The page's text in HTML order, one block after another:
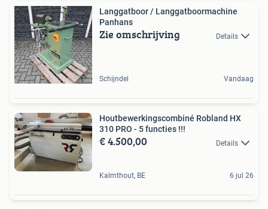
Langgatboor / Langgatboormachine
Panhans
Zie omschrijving Details
Schijndel Vandaag
Houtbewerkingscombiné Robland HX
310 PRO - 5 functies !!!
€ 4.500,00 Details
Kalmthout, BE 6 jul 26